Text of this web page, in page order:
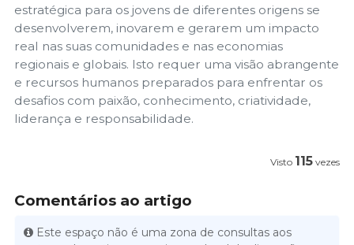
estratégica para os jovens de diferentes origens se
desenvolverem, inovarem e gerarem um impacto
real nas suas comunidades e nas economias
regionais e globais. Isto requer uma visão abrangente
e recursos humanos preparados para enfrentar os
desafios com paixão, conhecimento, criatividade,
liderança e responsabilidade.
Visto 115 vezes
Comentários ao artigo
Este espaço não é uma zona de consultas aos